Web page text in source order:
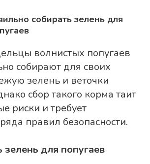
собирать зелень для
волнистых попугаев
собирают для своих
зелень и веточки
сбор такого корма таит
риски и требует
правил безопасности.
зелень для попугаев